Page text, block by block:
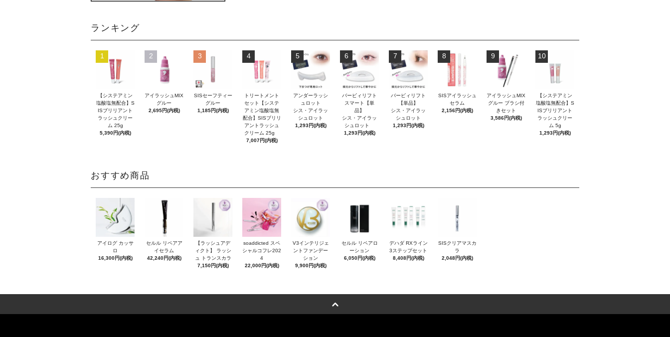
ランキング
1
【システアミン
塩酸塩無配合】S
ISブリリアント
ラッシュクリー
ム 25g
5,390円(内税)
2
アイラッシュMIX
グルー
2,695円(内税)
3
SISセーフティー
グルー
1,185円(内税)
4
トリートメント
セット【システ
アミン塩酸塩無
配合】SISブリリ
アントラッシュ
クリーム 25g
7,007円(内税)
5
アンダーラッシ
ュロット
シス・アイラッ
シュロット
1,293円(内税)
6
バービィリフト
スマート【単
品】
シス・アイラッ
シュロット
1,293円(内税)
7
バービィリフト
【単品】
シス・アイラッ
シュロット
1,293円(内税)
8
SISアイラッシュ
セラム
2,156円(内税)
9
アイラッシュMIX
グルー ブラシ付
きセット
3,586円(内税)
10
【システアミン
塩酸塩無配合】S
ISブリリアント
ラッシュクリー
ム 5g
1,293円(内税)
おすすめ商品
アイログ カッサ
ロ
16,300円(内税)
セルル リペアア
イセラム
42,240円(内税)
【ラッシュアデ
ィクト】 ラッシ
ュ トランスカラ
7,150円(内税)
soaddicted スペ
シャルコフレ202
4
22,000円(内税)
V3インテリジェ
ントファンデー
ション
9,900円(内税)
セルル リペアロ
ーション
6,050円(内税)
デハダ RXライン
3ステップセット
8,408円(内税)
SISクリアマスカ
ラ
2,048円(内税)